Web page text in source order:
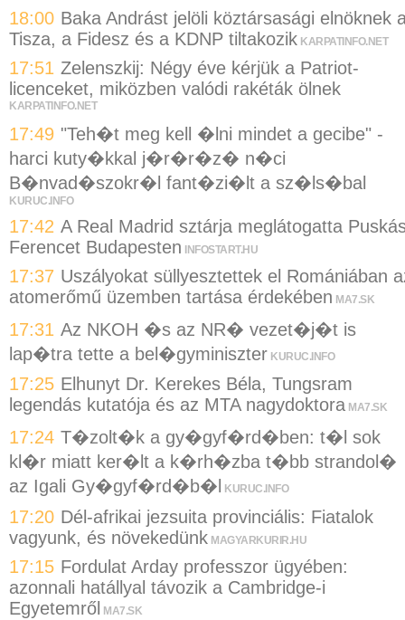
18:00 Baka Andrást jelöli köztársasági elnöknek
Tisza, a Fidesz és a KDNP tiltakozik KARPATINFO.NET
17:51 Zelenszkij: Négy éve kérjük a Patriot-
licenceket, miközben valódi rakéták ölnek
KARPATINFO.NET
17:49 "Teh�t meg kell �lni mindet a gecibe" -
harci kuty�kkal j�r�r�z� n�ci
B�nvad�szokr�l fant�zi�lt a sz�ls�bal
KURUC.INFO
17:42 A Real Madrid sztárja meglátogatta
Ferencet Budapesten INFOSTART.HU
17:37 Uszályokat süllyesztettek el Romániában
atomerőmű üzemben tartása érdekében MA7.SK
17:31 Az NKOH �s az NR� vezet�j�t is
lap�tra tette a bel�gyminiszter KURUC.INFO
17:25 Elhunyt Dr. Kerekes Béla, Tungsram
legendás kutatója és az MTA nagydoktora MA7.SK
17:24 T�zolt�k a gy�gyf�rd�ben: t�l sok
kl�r miatt ker�lt a k�rh�zba t�bb strandol�
az Igali Gy�gyf�rd�b�l
KURUC.INFO
17:20 Dél-afrikai jezsuita provinciális: Fiatalok
vagyunk, és növekedünk MAGYARKURIR.HU
17:15 Fordulat Arday professzor ügyében:
azonnali hatállyal távozik a Cambridge-i
Egyetemről
MA7.SK